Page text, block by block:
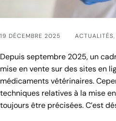
19 DÉCEMBRE 2025 ACTUALITÉS,
Depuis septembre 2025, un
mise en vente sur des sites en
médicaments vétérinaires.
techniques relatives à la mise
toujours être précisées. C’est